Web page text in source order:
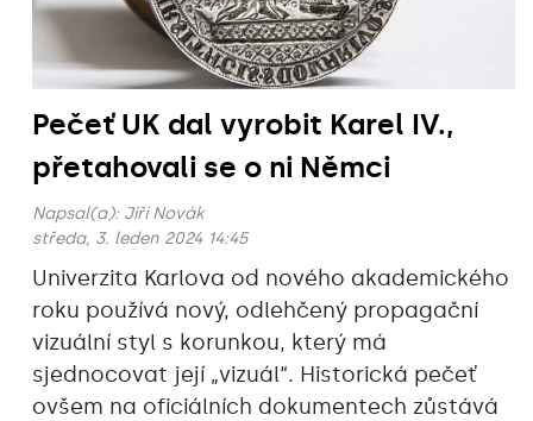
Pečeť UK dal vyrobit Karel IV.,
přetahovali se o ni Němci
Napsal(a): Jiří Novák
středa, 3. leden 2024 14:45
Univerzita Karlova od nového akademického
roku používá nový, odlehčený propagační
vizuální styl s korunkou, který má
sjednocovat její „vizuál“. Historická pečeť
ovšem na oficiálních dokumentech zůstává